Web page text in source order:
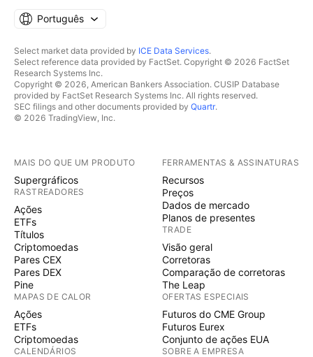
Português
Select market data provided by ICE Data Services.
Select reference data provided by FactSet. Copyright © 2026 FactSet
Research Systems Inc.
Copyright © 2026, American Bankers Association. CUSIP Database
provided by FactSet Research Systems Inc. All rights reserved.
SEC filings and other documents provided by Quartr.
© 2026 TradingView, Inc.
MAIS DO QUE UM PRODUTO
Supergráficos
RASTREADORES
Ações
ETFs
Títulos
Criptomoedas
Pares CEX
Pares DEX
Pine
MAPAS DE CALOR
Ações
ETFs
Criptomoedas
CALENDÁRIOS
FERRAMENTAS & ASSINATURAS
Recursos
Preços
Dados de mercado
Planos de presentes
TRADE
Visão geral
Corretoras
Comparação de corretoras
The Leap
OFERTAS ESPECIAIS
Futuros do CME Group
Futuros Eurex
Conjunto de ações EUA
SOBRE A EMPRESA